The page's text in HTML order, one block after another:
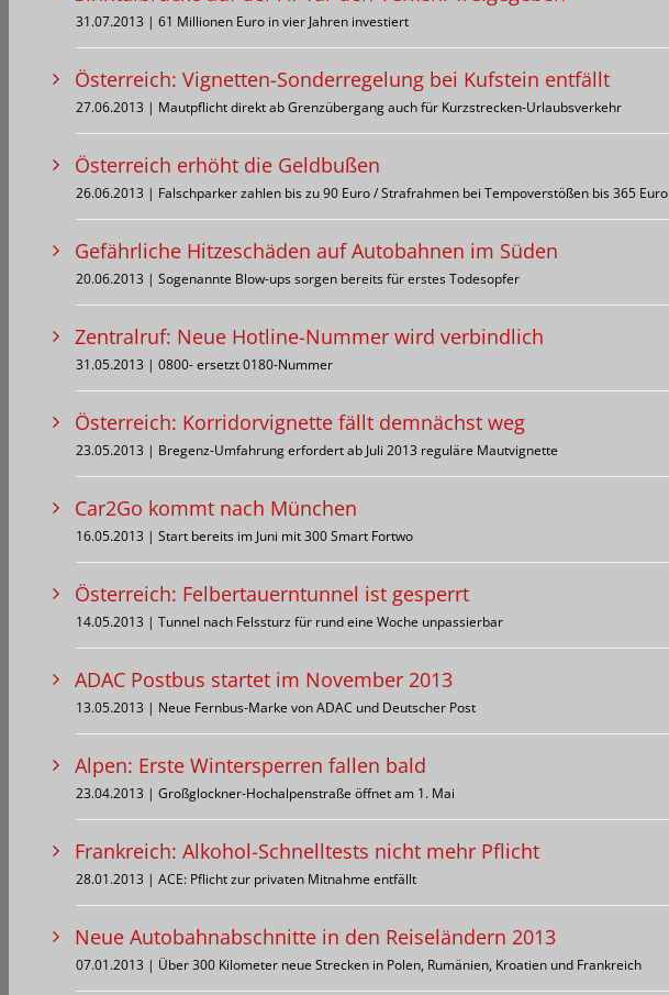
31.07.2013 | 61 Millionen Euro in vier Jahren investiert
Österreich: Vignetten-Sonderregelung bei Kufstein entfällt
27.06.2013 | Mautpflicht direkt ab Grenzübergang auch für Kurzstrecken-Urlaubsverkehr
Österreich erhöht die Geldbußen
26.06.2013 | Falschparker zahlen bis zu 90 Euro / Strafrahmen bei Tempoverstößen bis 365 Euro
Gefährliche Hitzeschäden auf Autobahnen im Süden
20.06.2013 | Sogenannte Blow-ups sorgen bereits für erstes Todesopfer
Zentralruf: Neue Hotline-Nummer wird verbindlich
31.05.2013 | 0800- ersetzt 0180-Nummer
Österreich: Korridorvignette fällt demnächst weg
23.05.2013 | Bregenz-Umfahrung erfordert ab Juli 2013 reguläre Mautvignette
Car2Go kommt nach München
16.05.2013 | Start bereits im Juni mit 300 Smart Fortwo
Österreich: Felbertauerntunnel ist gesperrt
14.05.2013 | Tunnel nach Felssturz für rund eine Woche unpassierbar
ADAC Postbus startet im November 2013
13.05.2013 | Neue Fernbus-Marke von ADAC und Deutscher Post
Alpen: Erste Wintersperren fallen bald
23.04.2013 | Großglockner-Hochalpenstraße öffnet am 1. Mai
Frankreich: Alkohol-Schnelltests nicht mehr Pflicht
28.01.2013 | ACE: Pflicht zur privaten Mitnahme entfällt
Neue Autobahnabschnitte in den Reiseländern 2013
07.01.2013 | Über 300 Kilometer neue Strecken in Polen, Rumänien, Kroatien und Frankreich